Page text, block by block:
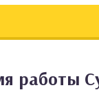
работы